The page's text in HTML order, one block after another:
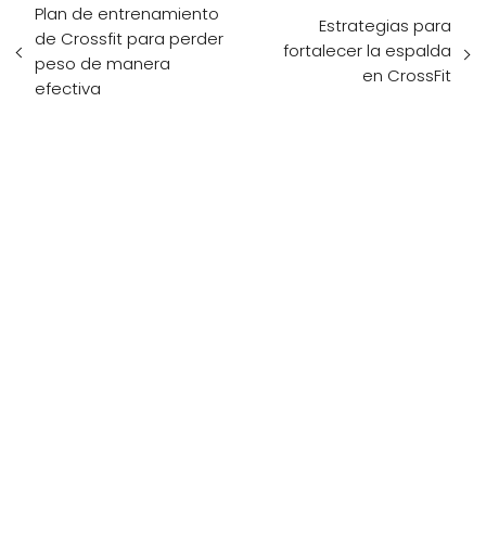
Plan de entrenamiento
de Crossfit para perder
peso de manera
efectiva
Estrategias para
fortalecer la espalda
en CrossFit